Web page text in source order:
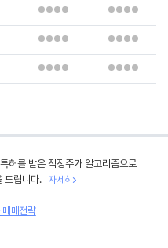
허를 받은 적정주가 알고리즘으로
드립니다.
자세히
매매전략